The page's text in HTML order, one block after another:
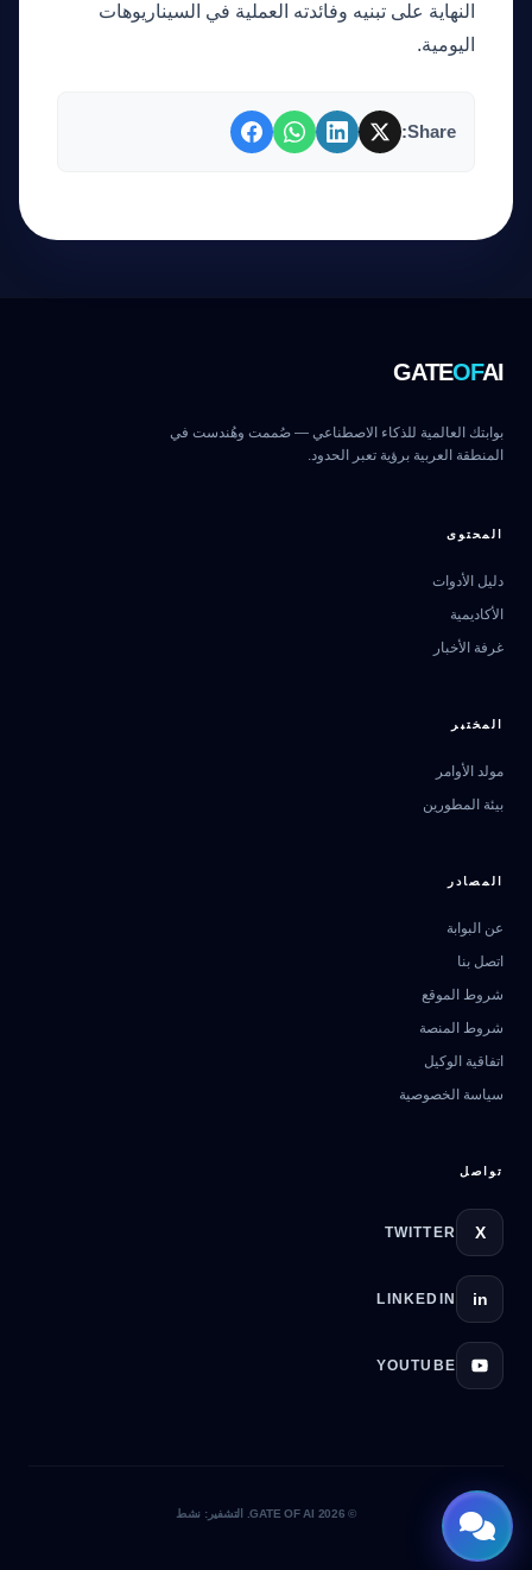
النهاية على تبنيه وفائدته العملية في السيناريوهات
اليومية.
Share:
GATEOFAI
بوابتك العالمية للذكاء الاصطناعي — صُممت وهُندست في
المنطقة العربية برؤية تعبر الحدود.
المحتوى
دليل الأدوات
الأكاديمية
غرفة الأخبار
المختبر
مولد الأوامر
بيئة المطورين
المصادر
عن البوابة
اتصل بنا
شروط الموقع
شروط المنصة
اتفاقية الوكيل
سياسة الخصوصية
تواصل
X
TWITTER
in
LINKEDIN
YOUTUBE
© 2026 GATE OF AI. التشفير: نشط